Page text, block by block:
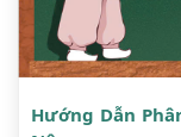
Hướng Dẫn